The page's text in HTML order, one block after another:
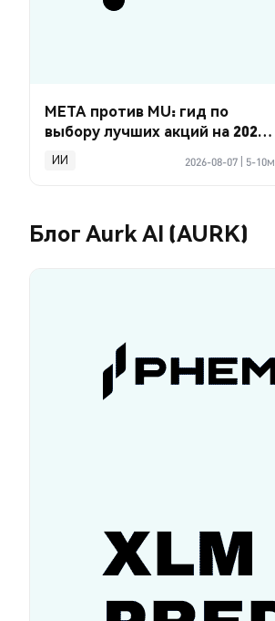
META против MU: гид по
выбору лучших акций на 2026
год
ИИ 2026-08-07 5-10м
Блог Aurk AI (AURK)